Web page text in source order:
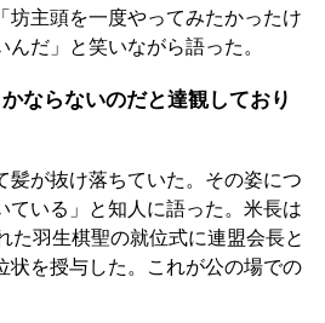
坊主頭を一度やってみたかったけ
だ」と笑いながら語った。
ならないのだと達観しており
が抜け落ちていた。その姿につ
ている」と知人に語った。米長は
た羽生棋聖の就位式に連盟会長と
状を授与した。これが公の場での